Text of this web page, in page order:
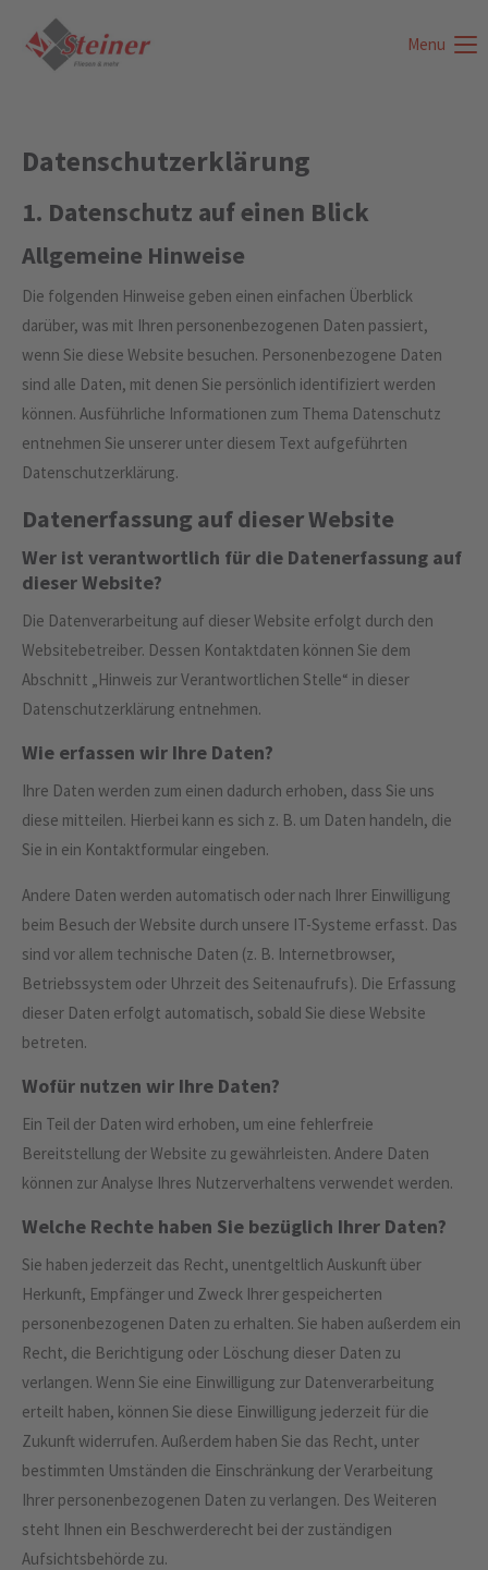
Login
Anmelden
Register|Lost your password?
Support
Lorem ipsum dolor sit amet:
24h/ 365days
Mon - Fri 8:00am - 5:00pm(GMT +1)
376-293 City Road, Suite 600
San Francisco, CA 94102
Have any questions?
+44 1234 567 890
Drop us a line
info@yourdomain.com
About us
Lorem ipsum dolor sit amet, consectetuer
Aenean commodo ligula eget dolor. Aenean massa. Cum
sociis natoque penatibus et magnis dis parturient montes,
nascetur ridiculus mus. Donec quam felis, ultricies nec.
Menu
Datenschutz­erklärung
1. Datenschutz auf einen Blick
Allgemeine Hinweise
Die folgenden Hinweise geben einen einfachen Überblick
darüber, was mit Ihren personenbezogenen Daten passiert,
wenn Sie diese Website besuchen. Personenbezogene Daten
sind alle Daten, mit denen Sie persönlich identifiziert werden
können. Ausführliche Informationen zum Thema Datenschutz
entnehmen Sie unserer unter diesem Text aufgeführten
Datenschutzerklärung.
Datenerfassung auf dieser Website
Wer ist verantwortlich für die Datenerfassung auf
dieser Website?
Die Datenverarbeitung auf dieser Website erfolgt durch den
Websitebetreiber. Dessen Kontaktdaten können Sie dem
Abschnitt „Hinweis zur Verantwortlichen Stelle“ in dieser
Datenschutzerklärung entnehmen.
Wie erfassen wir Ihre Daten?
Ihre Daten werden zum einen dadurch erhoben, dass Sie uns
diese mitteilen. Hierbei kann es sich z. B. um Daten handeln, die
Sie in ein Kontaktformular eingeben.
Andere Daten werden automatisch oder nach Ihrer Einwilligung
beim Besuch der Website durch unsere IT-Systeme erfasst. Das
sind vor allem technische Daten (z. B. Internetbrowser,
Betriebssystem oder Uhrzeit des Seitenaufrufs). Die Erfassung
dieser Daten erfolgt automatisch, sobald Sie diese Website
betreten.
Wofür nutzen wir Ihre Daten?
Ein Teil der Daten wird erhoben, um eine fehlerfreie
Bereitstellung der Website zu gewährleisten. Andere Daten
können zur Analyse Ihres Nutzerverhaltens verwendet werden.
Welche Rechte haben Sie bezüglich Ihrer Daten?
Sie haben jederzeit das Recht, unentgeltlich Auskunft über
Herkunft, Empfänger und Zweck Ihrer gespeicherten
personenbezogenen Daten zu erhalten. Sie haben außerdem ein
Recht, die Berichtigung oder Löschung dieser Daten zu
verlangen. Wenn Sie eine Einwilligung zur Datenverarbeitung
erteilt haben, können Sie diese Einwilligung jederzeit für die
Zukunft widerrufen. Außerdem haben Sie das Recht, unter
bestimmten Umständen die Einschränkung der Verarbeitung
Ihrer personenbezogenen Daten zu verlangen. Des Weiteren
steht Ihnen ein Beschwerderecht bei der zuständigen
Aufsichtsbehörde zu.